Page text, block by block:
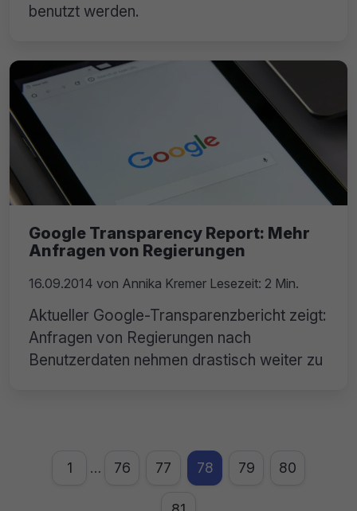
benutzt werden.
Google Transparency Report: Mehr
Anfragen von Regierungen
16.09.2014 von Annika Kremer Lesezeit: 2 Min.
Aktueller Google-Transparenzbericht zeigt:
Anfragen von Regierungen nach
Benutzerdaten nehmen drastisch weiter zu
1 … 76 77 78 79 80